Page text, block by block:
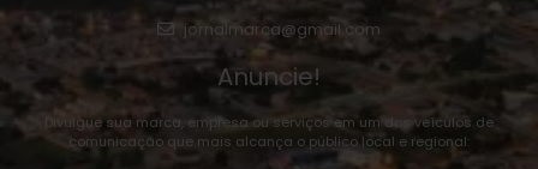
jornalmarca@gmail.com
Anuncie!
Divulgue sua marca, empresa ou serviços em um dos veículos de
comunicação que mais alcança o público local e regional: